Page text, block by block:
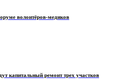
волонтёров-медиков
капитальный ремонт трех участков